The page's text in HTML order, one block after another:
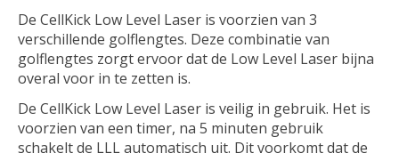
De CellKick Low Level Laser is voorzien van 3
verschillende golflengtes. Deze combinatie van
golflengtes zorgt ervoor dat de Low Level Laser bijna
overal voor in te zetten is.
De CellKick Low Level Laser is veilig in gebruik. Het is
voorzien van een timer, na 5 minuten gebruik
schakelt de LLL automatisch uit. Dit voorkomt dat de